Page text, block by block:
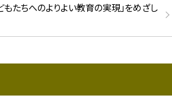
たちへのよりよい教育の実現」をめざし